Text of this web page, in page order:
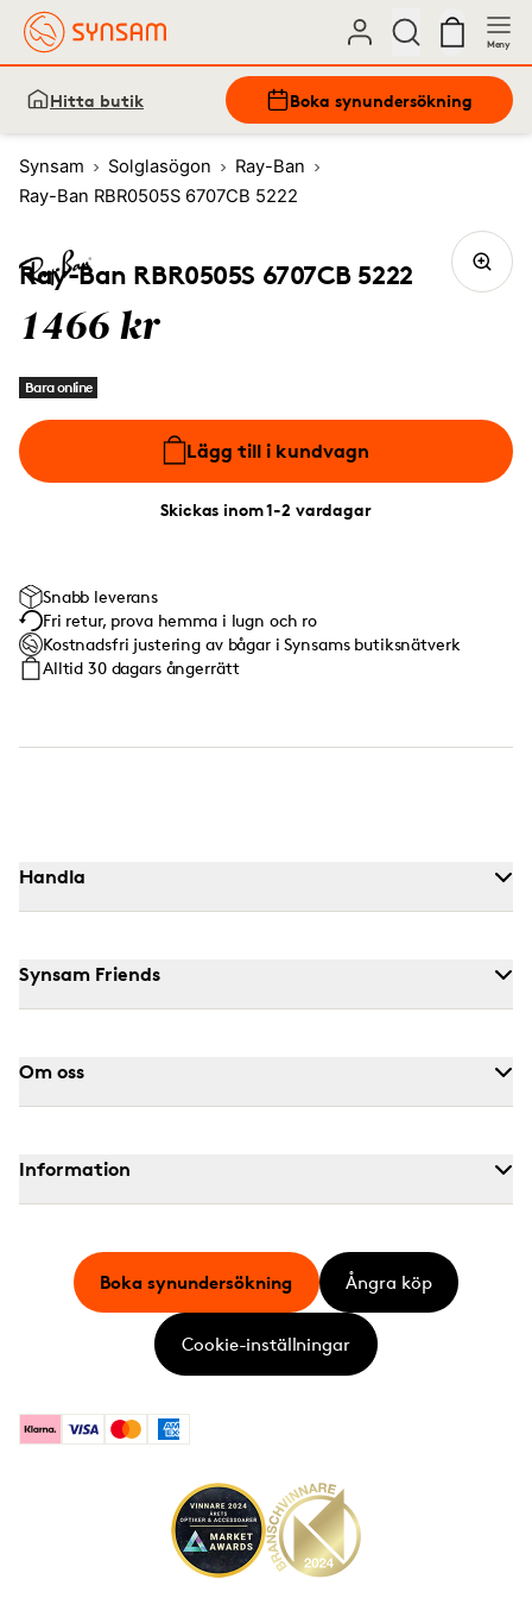
Meny
Hitta butik Boka synundersökning
Synsam Solglasögon
Ray-Ban
Ray-Ban RBR0505S 6707CB 5222
Ray-Ban RBR0505S 6707CB 5222
1466 kr
Bara online
Lägg till i kundvagn
Skickas inom 1-2 vardagar
Snabb leverans
Fri retur, prova hemma i lugn och ro
Kostnadsfri justering av bågar i Synsams butiksnätverk
Alltid 30 dagars ångerrätt
Handla
Synsam Friends
Om oss
Information
KlarnaVisa MastercardAmerican Express
Boka synundersökning Ångra köp
Cookie-inställningar